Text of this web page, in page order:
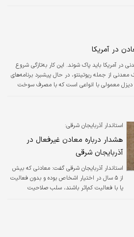
بزرگ…
در آمریکا
در آمریکا باید پاک شوند. این کار به‌تازگی شروع
از جمله ریوتینتو، در حال پیشبرد برنامه‌های
دیزل معمولی با انواعی است که با مصرف سوخت
استاندار آذربایجان شرقی:
هشدار درباره معادن غیرفعال در
آذربایجان شرقی
استاندار آذربایجان شرقی گفت: معادنی که بیش
از ۵ سال در اختیار اشخاص بوده و بدون فعالیت
یا با فعالیت کم‌اثر باشند، سلب صلاحیت